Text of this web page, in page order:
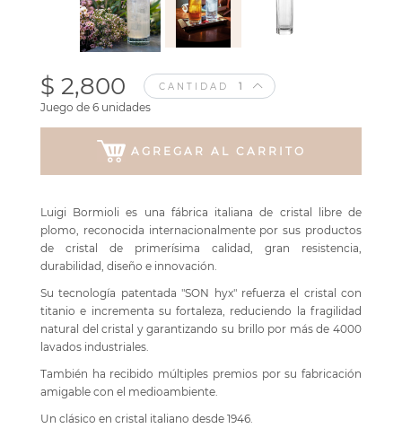
$ 2,800 CANTIDAD
Juego de 6 unidades
AGREGAR AL CARRITO
Luigi Bormioli es una fábrica italiana de cristal libre de
plomo, reconocida internacionalmente por sus productos
de cristal de primerísima calidad, gran resistencia,
durabilidad, diseño e innovación.
Su tecnología patentada "SON hyx" refuerza el cristal con
titanio e incrementa su fortaleza, reduciendo la fragilidad
natural del cristal y garantizando su brillo por más de 4000
lavados industriales.
También ha recibido múltiples premios por su fabricación
amigable con el medioambiente.
Un clásico en cristal italiano desde 1946.